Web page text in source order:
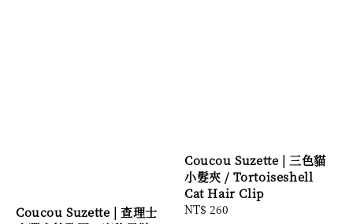
Coucou Suzette | 查理士
Coucou Suzette | 三色貓
小髮夾 / Tortoiseshell
Cat Hair Clip
Regular
NT$ 260